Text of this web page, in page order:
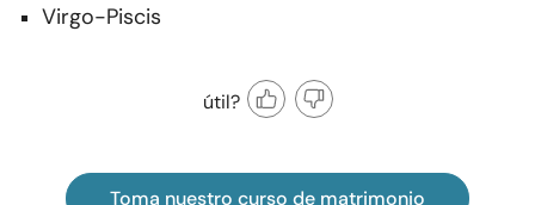
Virgo-Piscis
útil?
Toma nuestro curso de matrimonio